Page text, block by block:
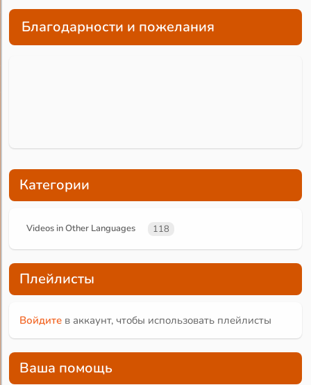
Благодарности и пожелания
Категории
Videos in Other Languages 118
Плейлисты
Войдите в аккаунт, чтобы использовать плейлисты
Ваша помощь